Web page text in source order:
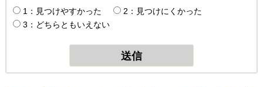
1：見つけやすかった
2：見つけにくかった
3：どちらともいえない